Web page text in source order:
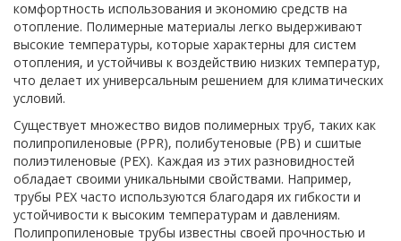
комфортность использования и экономию средств на
отопление. Полимерные материалы легко выдерживают
высокие температуры, которые характерны для систем
отопления, и устойчивы к воздействию низких температур,
что делает их универсальным решением для климатических
условий.
Существует множество видов полимерных труб, таких как
полипропиленовые (PPR), полибутеновые (PB) и сшитые
полиэтиленовые (PEX). Каждая из этих разновидностей
обладает своими уникальными свойствами. Например,
трубы PEX часто используются благодаря их гибкости и
устойчивости к высоким температурам и давлениям.
Полипропиленовые трубы известны своей прочностью и